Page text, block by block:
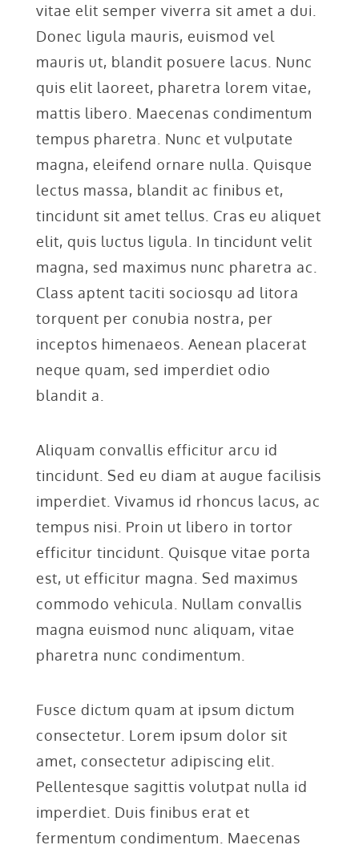
vitae elit semper viverra sit amet a dui.
Donec ligula mauris, euismod vel
mauris ut, blandit posuere lacus. Nunc
quis elit laoreet, pharetra lorem vitae,
mattis libero. Maecenas condimentum
tempus pharetra. Nunc et vulputate
magna, eleifend ornare nulla. Quisque
lectus massa, blandit ac finibus et,
tincidunt sit amet tellus. Cras eu aliquet
elit, quis luctus ligula. In tincidunt velit
magna, sed maximus nunc pharetra ac.
Class aptent taciti sociosqu ad litora
torquent per conubia nostra, per
inceptos himenaeos. Aenean placerat
neque quam, sed imperdiet odio
blandit a.
Aliquam convallis efficitur arcu id
tincidunt. Sed eu diam at augue facilisis
imperdiet. Vivamus id rhoncus lacus, ac
tempus nisi. Proin ut libero in tortor
efficitur tincidunt. Quisque vitae porta
est, ut efficitur magna. Sed maximus
commodo vehicula. Nullam convallis
magna euismod nunc aliquam, vitae
pharetra nunc condimentum.
Fusce dictum quam at ipsum dictum
consectetur. Lorem ipsum dolor sit
amet, consectetur adipiscing elit.
Pellentesque sagittis volutpat nulla id
imperdiet. Duis finibus erat et
fermentum condimentum. Maecenas